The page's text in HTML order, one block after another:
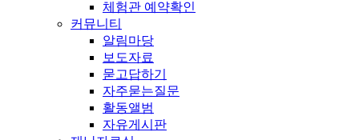
체험관 예약확인
커뮤니티
알림마당
보도자료
묻고답하기
자주묻는질문
활동앨범
자유게시판